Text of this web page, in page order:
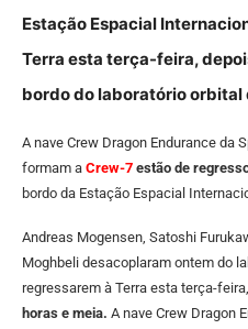
Estação Espacial
Terra esta terça-feira,
bordo do laboratório orbital
A nave Crew Dragon Endurance da
formam a Crew-7 estão de
bordo da Estação Espacial
Andreas Mogensen, Satoshi
Moghbeli desacoplaram ontem do
regressarem à Terra esta terça-feira,
horas e meia. A nave Crew Dragon